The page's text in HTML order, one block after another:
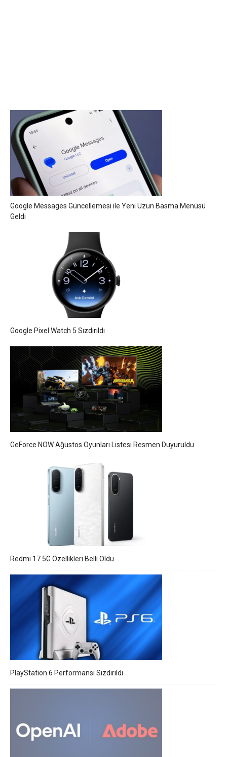
Google Messages Güncellemesi ile Yeni Uzun Basma Menüsü
Geldi
Google Pixel Watch 5 Sızdırıldı
GeForce NOW Ağustos Oyunları Listesi Resmen Duyuruldu
Redmi 17 5G Özellikleri Belli Oldu
PlayStation 6 Performansı Sızdırıldı